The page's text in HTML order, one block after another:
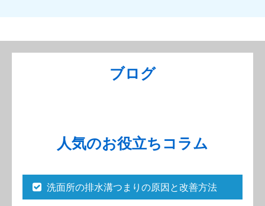
ブログ
人気のお役立ちコラム
洗面所の排水溝つまりの原因と改善方法